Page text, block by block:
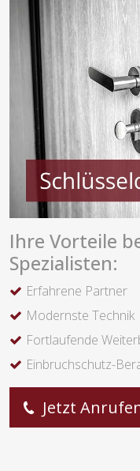
Ihre Vorteile
Spezialisten:
Erfahrene Partner
Modernste Technik
Fortlaufende
Einbruchschutz-
Jetzt